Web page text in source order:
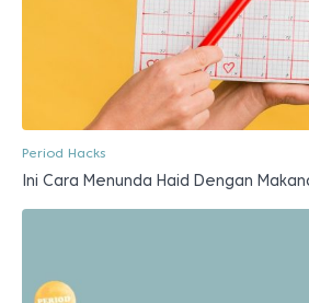
Period Hacks
Ini Cara Menunda Haid Dengan